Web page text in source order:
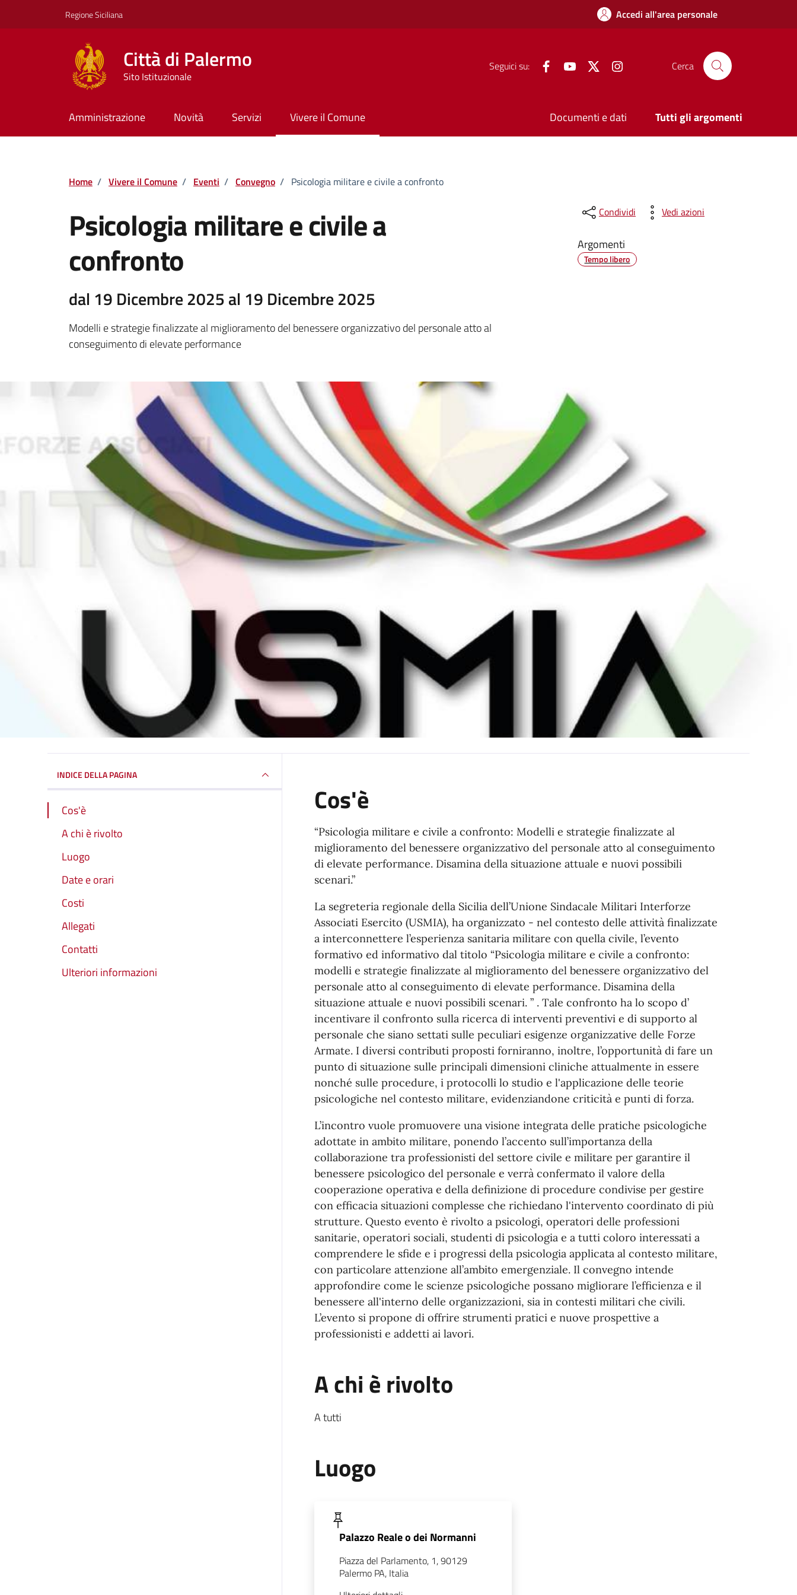
Regione Siciliana Accedi all'area personale
Città di Palermo
Sito Istituzionale
Seguici su: FacebookYouTube Twitter Cerca
Amministrazione Novità Servizi Vivere il Comune Documenti e dati Tutti gli argomenti
Home / Vivere il Comune / Eventi / Convegno / Psicologia militare e civile a confronto
Psicologia militare e civile a
confronto
dal 19 Dicembre 2025 al 19 Dicembre 2025
Modelli e strategie finalizzate al miglioramento del benessere organizzativo del personale atto al
conseguimento di elevate performance
Condividi Vedi azioni
Argomenti
Tempo libero
INDICE DELLA PAGINA
Cos'è
A chi è rivolto
Luogo
Date e orari
Costi
Allegati
Contatti
Ulteriori informazioni
Cos'è
“Psicologia militare e civile a confronto: Modelli e strategie finalizzate al
miglioramento del benessere organizzativo del personale atto al conseguimento
di elevate performance. Disamina della situazione attuale e nuovi possibili
scenari.”
La segreteria regionale della Sicilia dell’Unione Sindacale Militari Interforze
Associati Esercito (USMIA), ha organizzato - nel contesto delle attività finalizzate
a interconnettere l’esperienza sanitaria militare con quella civile, l’evento
formativo ed informativo dal titolo “Psicologia militare e civile a confronto:
modelli e strategie finalizzate al miglioramento del benessere organizzativo del
personale atto al conseguimento di elevate performance. Disamina della
situazione attuale e nuovi possibili scenari. ” . Tale confronto ha lo scopo d’
incentivare il confronto sulla ricerca di interventi preventivi e di supporto al
personale che siano settati sulle peculiari esigenze organizzative delle Forze
Armate. I diversi contributi proposti forniranno, inoltre, l’opportunità di fare un
punto di situazione sulle principali dimensioni cliniche attualmente in essere
nonché sulle procedure, i protocolli lo studio e l'applicazione delle teorie
psicologiche nel contesto militare, evidenziandone criticità e punti di forza.
L’incontro vuole promuovere una visione integrata delle pratiche psicologiche
adottate in ambito militare, ponendo l’accento sull’importanza della
collaborazione tra professionisti del settore civile e militare per garantire il
benessere psicologico del personale e verrà confermato il valore della
cooperazione operativa e della definizione di procedure condivise per gestire
con efficacia situazioni complesse che richiedano l'intervento coordinato di più
strutture. Questo evento è rivolto a psicologi, operatori delle professioni
sanitarie, operatori sociali, studenti di psicologia e a tutti coloro interessati a
comprendere le sfide e i progressi della psicologia applicata al contesto militare,
con particolare attenzione all’ambito emergenziale. Il convegno intende
approfondire come le scienze psicologiche possano migliorare l’efficienza e il
benessere all'interno delle organizzazioni, sia in contesti militari che civili.
L’evento si propone di offrire strumenti pratici e nuove prospettive a
professionisti e addetti ai lavori.
A chi è rivolto
A tutti
Luogo
Palazzo Reale o dei Normanni
Piazza del Parlamento, 1, 90129
Palermo PA, Italia